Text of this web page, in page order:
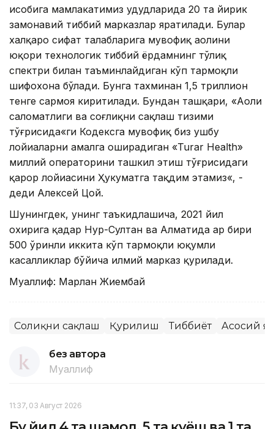
ҳисобига мамлакатимиз ҳудудларида 20 та йирик
замонавий тиббий марказлар яратилади. Булар
халқаро сифат талабларига мувофиқ аҳолини
юқори технологик тиббий ёрдамнинг тўлиқ
спектри билан таъминлайдиган кўп тармоқли
шифохона бўлади. Бунга тахминан 1,5 триллион
тенге сармоя киритилади. Бундан ташқари, «Аҳоли
саломатлиги ва соғлиқни сақлаш тизими
тўғрисида«ги Кодексга мувофиқ биз ушбу
лойиҳаларни амалга оширадиган «Turar Health»
миллий операторини ташкил этиш тўғрисидаги
қарор лойиҳасини Ҳукуматга тақдим этамиз«, -
деди Алексей Цой.
Шунингдек, унинг таъкидлашича, 2021 йил
охирига қадар Нур-Султан ва Алматида ҳар бири
500 ўринли иккита кўп тармоқли юқумли
касалликлар бўйича илмий марказ қурилади.
Муаллиф: Марлан Жиембай
Соғлиқни сақлаш Қурилиш Тиббиёт Асосий
без автора
Муаллиф
11:37, 03 Август 2026